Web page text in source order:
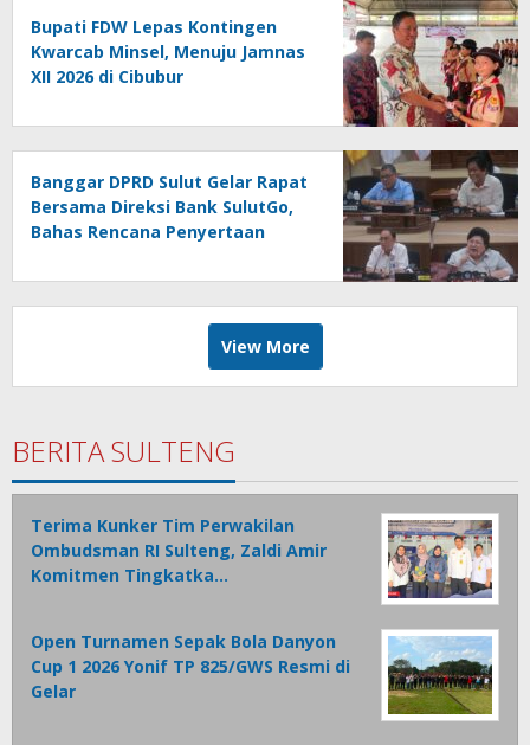
Bupati FDW Lepas Kontingen
Kwarcab Minsel, Menuju Jamnas
XII 2026 di Cibubur
Banggar DPRD Sulut Gelar Rapat
Bersama Direksi Bank SulutGo,
Bahas Rencana Penyertaan
PPAS 2027
View More
BERITA SULTENG
Terima Kunker Tim Perwakilan
Ombudsman RI Sulteng, Zaldi Amir
Komitmen Tingkatka…
Open Turnamen Sepak Bola Danyon
Cup 1 2026 Yonif TP 825/GWS Resmi di
Gelar